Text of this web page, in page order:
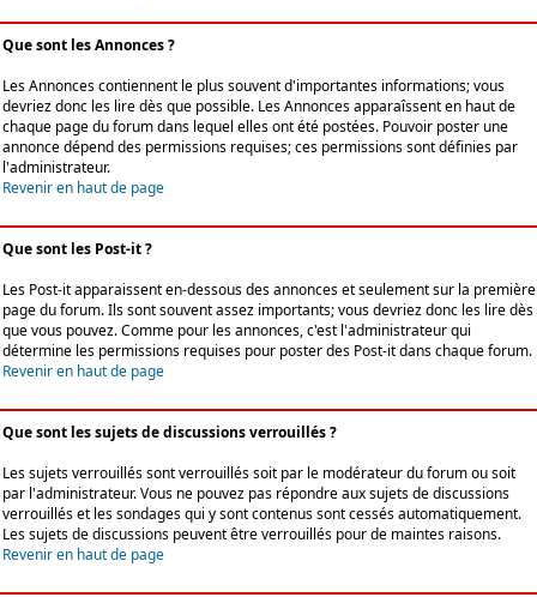
Que sont les Annonces ?
Les Annonces contiennent le plus souvent d'importantes informations; vous
devriez donc les lire dès que possible. Les Annonces apparaîssent en haut de
chaque page du forum dans lequel elles ont été postées. Pouvoir poster une
annonce dépend des permissions requises; ces permissions sont définies par
l'administrateur.
Revenir en haut de page
Que sont les Post-it ?
Les Post-it apparaissent en-dessous des annonces et seulement sur la première
page du forum. Ils sont souvent assez importants; vous devriez donc les lire dès
que vous pouvez. Comme pour les annonces, c'est l'administrateur qui
détermine les permissions requises pour poster des Post-it dans chaque forum.
Revenir en haut de page
Que sont les sujets de discussions verrouillés ?
Les sujets verrouillés sont verrouillés soit par le modérateur du forum ou soit
par l'administrateur. Vous ne pouvez pas répondre aux sujets de discussions
verrouillés et les sondages qui y sont contenus sont cessés automatiquement.
Les sujets de discussions peuvent être verrouillés pour de maintes raisons.
Revenir en haut de page